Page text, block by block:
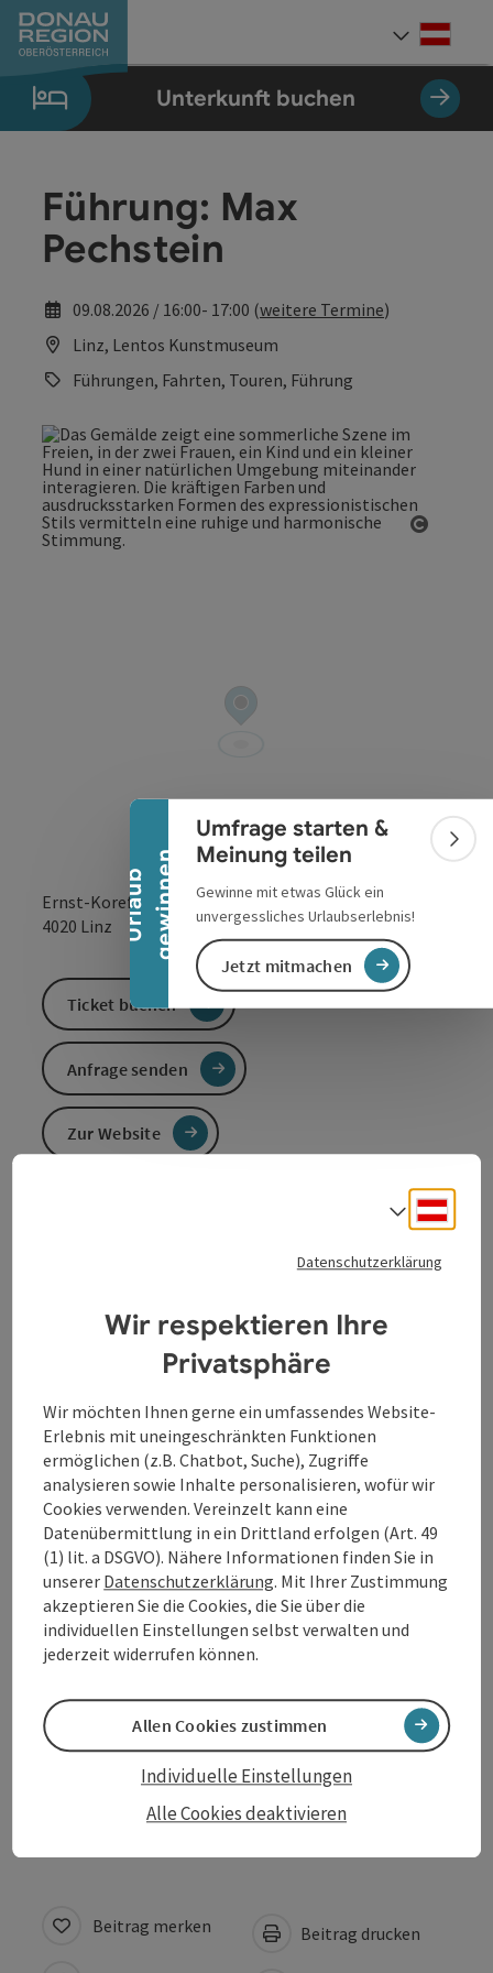
Zum Inhalt
Zur Navigation
Zum Seitenanfang
Zur Kontaktseite
Zum Impressum
Zur Startseite
U
r
l
a
u
b
g
e
w
i
n
n
en
Banner einklappen
Umfrage starten &
Meinung teilen
Gewinne mit etwas Glück ein
unvergessliches Urlaubserlebnis!
Jetzt mitmachen
Unterkunft buchen
Führung: Max
Pechstein
09.08.2026 / 16:00- 17:00 (weitere Termine)
Linz, Lentos Kunstmuseum
Führungen, Fahrten, Touren, Führung
Ernst-Koref-Promenade 1
4020 Linz in Google
Dau­er 60 Minu­ten, max. 25 Per­so­nen, Füh­rung­kar­te 4 €
(zzgl. Ein­tritt). Kei­ne Anmel­dung erfor­der­lich („first-
come-first-ser­ved“).
Kontakt
Veranstaltungstermin/e
Veranstaltungsort
Anreise/Lage
Preise
Ticket buchen
Anfrage senden
Zur Website
Beitrag merken Beitrag drucken
Datenschutzerklärung
Wir respektieren Ihre
Privatsphäre
Wir möchten Ihnen gerne ein umfassendes Website-
Erlebnis mit uneingeschränkten Funktionen
ermöglichen (z.B. Chatbot, Suche), Zugriffe
analysieren sowie Inhalte personalisieren, wofür wir
Cookies verwenden. Vereinzelt kann eine
Datenübermittlung in ein Drittland erfolgen (Art. 49
(1) lit. a DSGVO). Nähere Informationen finden Sie in
unserer Datenschutzerklärung. Mit Ihrer Zustimmung
akzeptieren Sie die Cookies, die Sie über die
individuellen Einstellungen selbst verwalten und
jederzeit widerrufen können.
Alle Cookies deaktivieren
Individuelle Einstellungen
Allen Cookies zustimmen